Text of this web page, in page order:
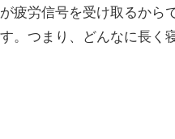
疲労信号を受け取るか
。つまり、どんなに長